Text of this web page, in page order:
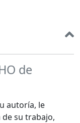
de
autoría, le
su trabajo,